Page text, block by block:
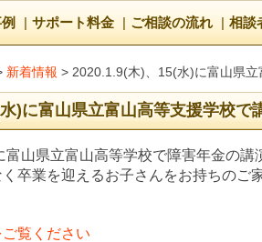
サポート料金 ご相談の流れ 相談
新着情報 > 2020.1.9(木)、15(水)に富山県
)に富山県立富山高等支援学校で
富山県立富山高等学校で障害年金の
卒業を迎えるお子さんをお持ちのご
覧ください